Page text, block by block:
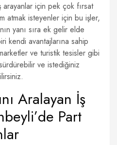
için pek çok fırsat
atmak isteyenler için bu işler,
yanı sıra ek gelir elde
kendi avantajlarına sahip
ve turistik tesisler gibi
ve istediğiniz
Aralayan İş
Part